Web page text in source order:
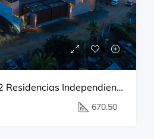
Casa De Lujo Con 2 Residencias Independientes Y Alberca En Todos Santos
670.50